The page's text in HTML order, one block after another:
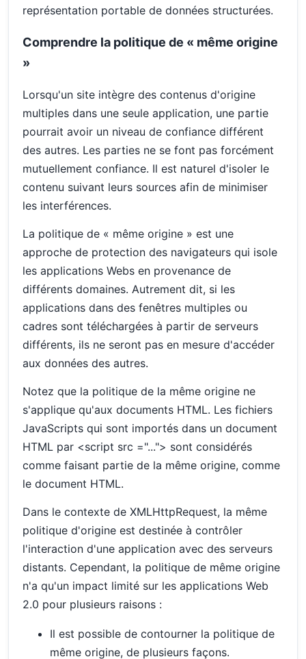
représentation portable de données structurées.
Comprendre la politique de « même origine
»
Lorsqu'un site intègre des contenus d'origine
multiples dans une seule application, une partie
pourrait avoir un niveau de confiance différent
des autres. Les parties ne se font pas forcément
mutuellement confiance. Il est naturel d'isoler le
contenu suivant leurs sources afin de minimiser
les interférences.
La politique de « même origine » est une
approche de protection des navigateurs qui isole
les applications Webs en provenance de
différents domaines. Autrement dit, si les
applications dans des fenêtres multiples ou
cadres sont téléchargées à partir de serveurs
différents, ils ne seront pas en mesure d'accéder
aux données des autres.
Notez que la politique de la même origine ne
s'applique qu'aux documents HTML. Les fichiers
JavaScripts qui sont importés dans un document
HTML par <script src ="..."> sont considérés
comme faisant partie de la même origine, comme
le document HTML.
Dans le contexte de XMLHttpRequest, la même
politique d'origine est destinée à contrôler
l'interaction d'une application avec des serveurs
distants. Cependant, la politique de même origine
n'a qu'un impact limité sur les applications Web
2.0 pour plusieurs raisons :
Il est possible de contourner la politique de
même origine, de plusieurs façons.